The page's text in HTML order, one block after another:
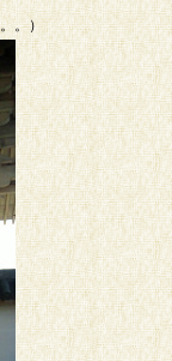
。）